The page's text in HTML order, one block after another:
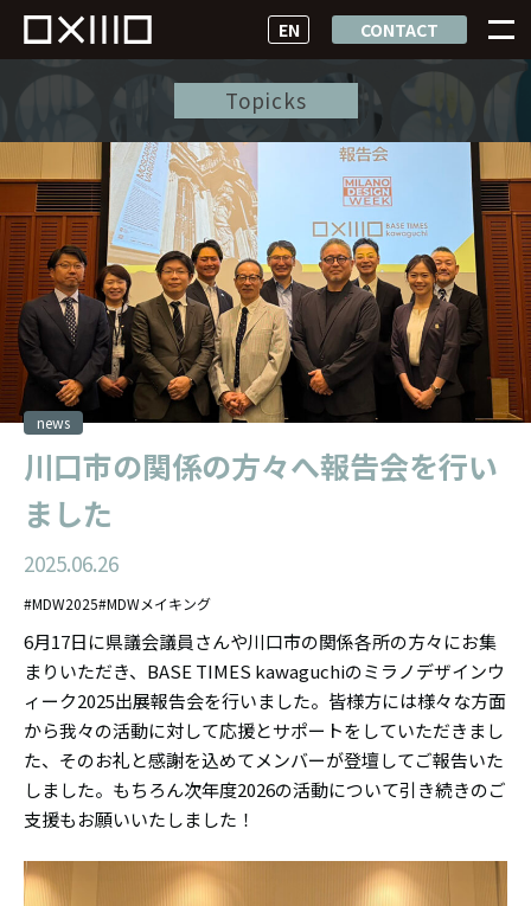
EN CONTACT
Topicks
news
川口市の関係の方々へ報告会を行い
ました
2025.06.26
#MDW2025#MDWメイキング
6月17日に県議会議員さんや川口市の関係各所の方々にお集
まりいただき、BASE TIMES kawaguchiのミラノデザインウ
ィーク2025出展報告会を行いました。皆様方には様々な方面
から我々の活動に対して応援とサポートをしていただきまし
た、そのお礼と感謝を込めてメンバーが登壇してご報告いた
しました。もちろん次年度2026の活動について引き続きのご
支援もお願いいたしました！